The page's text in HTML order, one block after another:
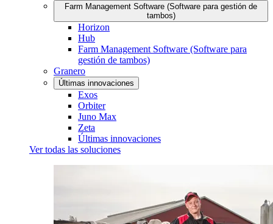
Farm Management Software (Software para gestión de
tambos)
Horizon
Hub
Farm Management Software (Software para
gestión de tambos)
Granero
Últimas innovaciones
Exos
Orbiter
Juno Max
Zeta
Últimas innovaciones
Ver todas las soluciones